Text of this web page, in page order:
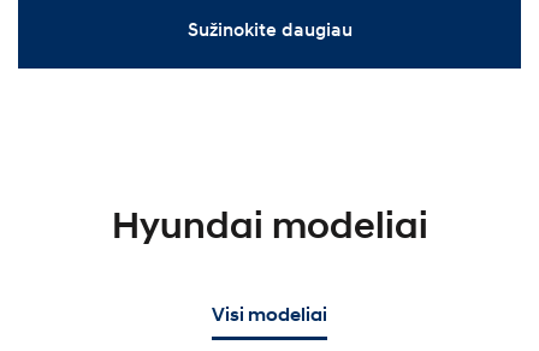
Sužinokite daugiau
Hyundai modeliai
Visi modeliai